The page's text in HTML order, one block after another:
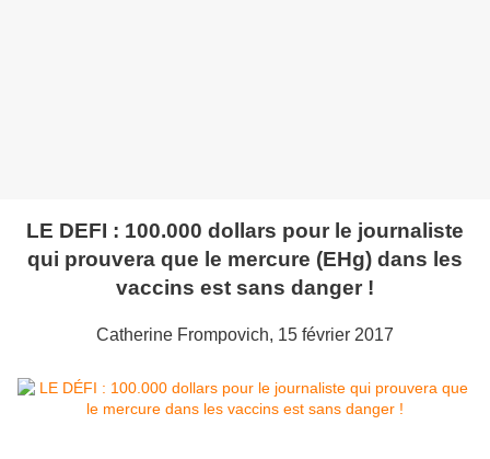
LE DEFI : 100.000 dollars pour le journaliste
qui prouvera que le mercure (EHg) dans les
vaccins est sans danger !
Catherine Frompovich, 15 février 2017